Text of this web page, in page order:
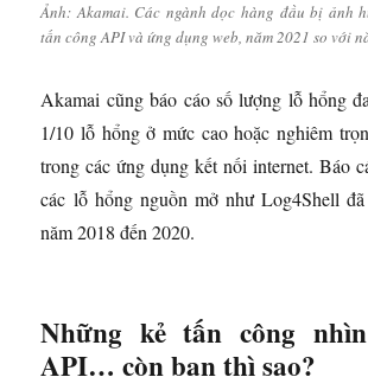
Ảnh: Akamai. Các ngành dọc hàng đầu bị ảnh
tấn công API và ứng dụng web, năm 2021 so với
Akamai cũng báo cáo số lượng lỗ hổng
1/10 lỗ hổng ở mức cao hoặc nghiêm
trong các ứng dụng kết nối internet. Báo
các lỗ hổng nguồn mở như Log4Shell
năm 2018 đến 2020.
Những kẻ tấn công
API… còn bạn thì sao?